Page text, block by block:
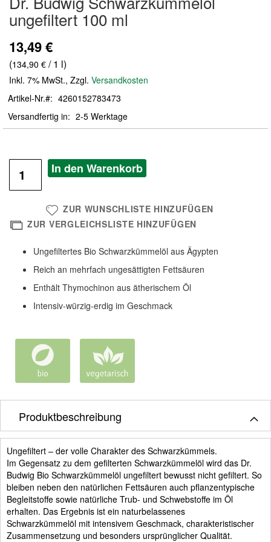
der
Bildergalerie
ungefiltert 100 ml
13,49 €
(134,90 € / 1 l)
Inkl. 7% MwSt., Zzgl. Versandkosten
Artikel-Nr.
4260152783473
Versandfertig in
2-5 Werktage
In den Warenkorb
ZUR WUNSCHLISTE HINZUFÜGEN
ZUR VERGLEICHSLISTE HINZUFÜGEN
Ungefiltertes Bio Schwarzkümmelöl aus Ägypten
Reich an mehrfach ungesättigten Fettsäuren
Enthält Thymochinon aus ätherischem Öl
Intensiv-würzig-erdig im Geschmack
Produktbeschreibung
Ungefiltert – der volle Charakter des Schwarzkümmels.
Im Gegensatz zu dem gefilterten Schwarzkümmelöl wird das Dr.
Budwig Bio Schwarzkümmelöl ungefiltert bewusst nicht gefiltert. So
bleiben neben den natürlichen Fettsäuren auch pflanzentypische
Begleitstoffe sowie natürliche Trub- und Schwebstoffe im Öl
erhalten. Das Ergebnis ist ein naturbelassenes
Schwarzkümmelöl mit intensivem Geschmack, charakteristischer
Zusammensetzung und besonders ursprünglicher Qualität.